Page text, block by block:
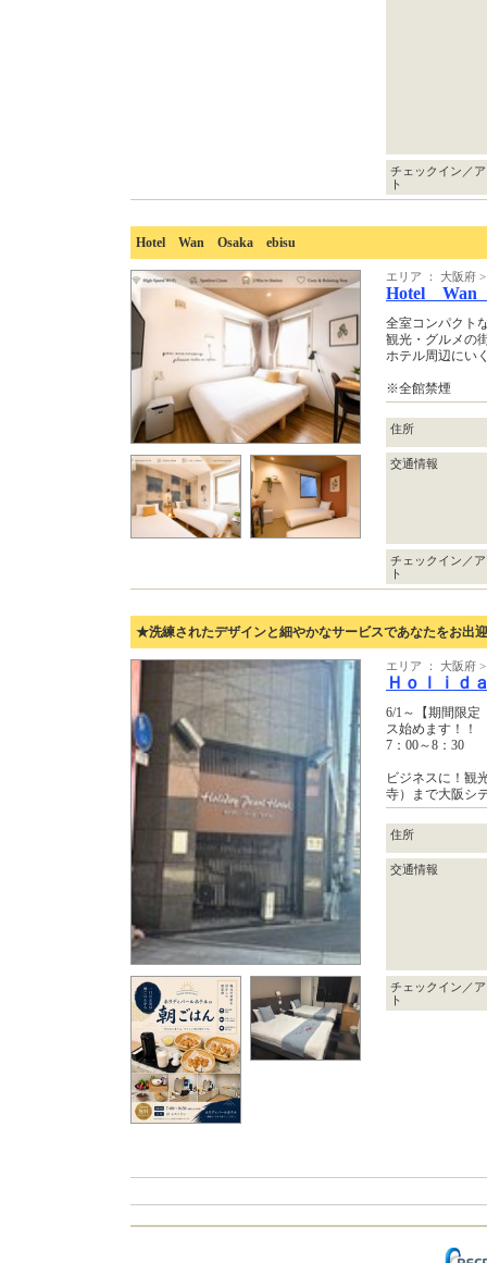
チェックイン／
ト
Hotel Wan Osaka ebisu
エリア ： 大阪府
Hotel Wan
全室コンパクト
観光・グルメの
ホテル周辺にい
※全館禁煙
住所
交通情報
チェックイン／
ト
★洗練されたデザインと細やかなサービスであなたをお出
エリア ： 大阪府
Ｈｏｌｉｄ
6/1～【期間限
ス始めます！！
7：00～8：30
ビジネスに！観
寺）まで大阪シ
住所
交通情報
チェックイン／
ト